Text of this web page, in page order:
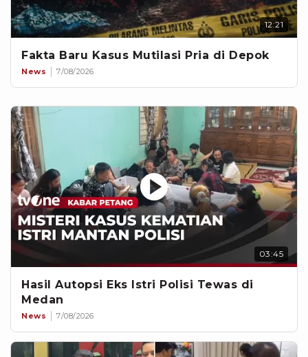
12:21
Fakta Baru Kasus Mutilasi Pria di Depok
News 7/08/2026
03:45
Hasil Autopsi Eks Istri Polisi Tewas di
Medan
News 7/08/2026